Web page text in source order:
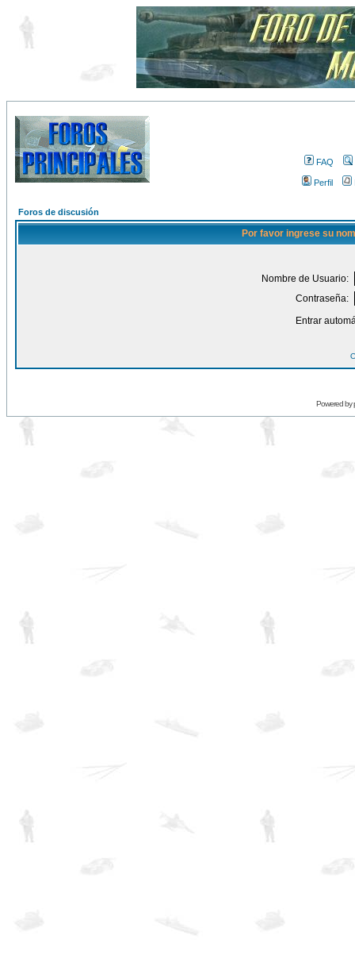
FAQ
Perfil
Foros de discusión
Por favor ingrese su
Nombre de Usuario:
Contraseña:
Entrar
Powered by